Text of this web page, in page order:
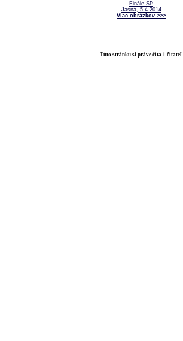
Finále SP
Jasná, 5.4.2014
Viac obrázkov >>>
Túto stránku si práve číta 1 čitateľ